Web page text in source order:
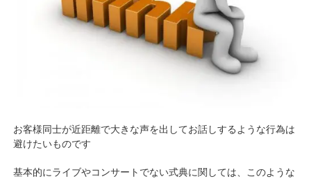
お客様同士が近距離で大きな声を出してお話しするような行為は
避けたいものです
基本的にライブやコンサートでない式典に関しては、このような